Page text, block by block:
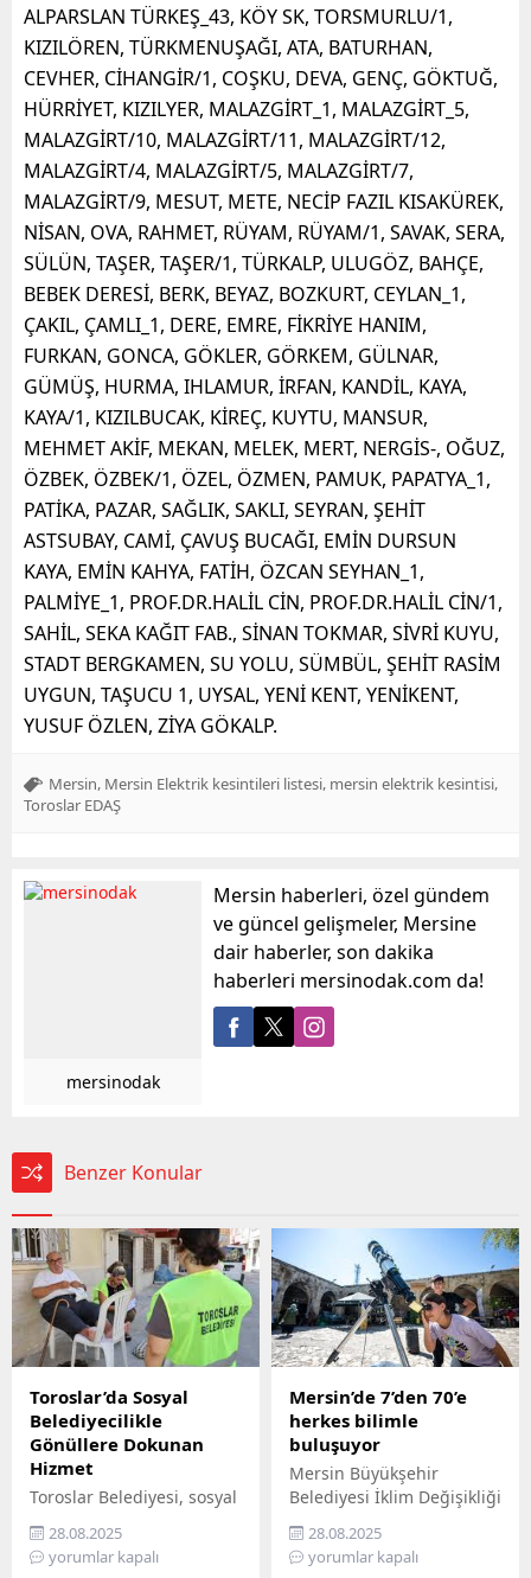
ALPARSLAN TÜRKEŞ_43, KÖY SK, TORSMURLU/1,
KIZILÖREN, TÜRKMENUŞAĞI, ATA, BATURHAN,
CEVHER, CİHANGİR/1, COŞKU, DEVA, GENÇ, GÖKTUĞ,
HÜRRİYET, KIZILYER, MALAZGİRT_1, MALAZGİRT_5,
MALAZGİRT/10, MALAZGİRT/11, MALAZGİRT/12,
MALAZGİRT/4, MALAZGİRT/5, MALAZGİRT/7,
MALAZGİRT/9, MESUT, METE, NECİP FAZIL KISAKÜREK,
NİSAN, OVA, RAHMET, RÜYAM, RÜYAM/1, SAVAK, SERA,
SÜLÜN, TAŞER, TAŞER/1, TÜRKALP, ULUGÖZ, BAHÇE,
BEBEK DERESİ, BERK, BEYAZ, BOZKURT, CEYLAN_1,
ÇAKIL, ÇAMLI_1, DERE, EMRE, FİKRİYE HANIM,
FURKAN, GONCA, GÖKLER, GÖRKEM, GÜLNAR,
GÜMÜŞ, HURMA, IHLAMUR, İRFAN, KANDİL, KAYA,
KAYA/1, KIZILBUCAK, KİREÇ, KUYTU, MANSUR,
MEHMET AKİF, MEKAN, MELEK, MERT, NERGİS-, OĞUZ,
ÖZBEK, ÖZBEK/1, ÖZEL, ÖZMEN, PAMUK, PAPATYA_1,
PATİKA, PAZAR, SAĞLIK, SAKLI, SEYRAN, ŞEHİT
ASTSUBAY, CAMİ, ÇAVUŞ BUCAĞI, EMİN DURSUN
KAYA, EMİN KAHYA, FATİH, ÖZCAN SEYHAN_1,
PALMİYE_1, PROF.DR.HALİL CİN, PROF.DR.HALİL CİN/1,
SAHİL, SEKA KAĞIT FAB., SİNAN TOKMAR, SİVRİ KUYU,
STADT BERGKAMEN, SU YOLU, SÜMBÜL, ŞEHİT RASİM
UYGUN, TAŞUCU 1, UYSAL, YENİ KENT, YENİKENT,
YUSUF ÖZLEN, ZİYA GÖKALP.
Mersin Mersin Elektrik kesintileri listesi mersin elektrik kesintisi
Toroslar EDAŞ
mersinodak
Mersin haberleri, özel gündem
ve güncel gelişmeler, Mersine
dair haberler, son dakika
haberleri mersinodak.com da!
Benzer Konular
Toroslar’da Sosyal
Belediyecilikle
Gönüllere Dokunan
Hizmet
Toroslar Belediyesi, sosyal
belediyecilik anlayışıyla
vatandaşların gönüllerine
dokunmaya devam ediyor.
28.08.2025
yorumlar kapalı
Mersin’de 7’den 70’e
herkes bilimle
buluşuyor
Mersin Büyükşehir
Belediyesi İklim Değişikliği
ve Sıfır Atık Dairesi
Başkanlığı, Mercan 100.
Yıl İklim ve Çevre Bilim
28.08.2025
yorumlar kapalı